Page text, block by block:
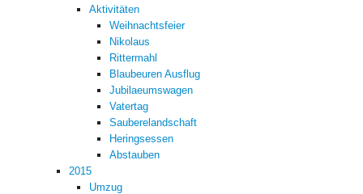
Aktivitäten
Weihnachtsfeier
Nikolaus
Rittermahl
Blaubeuren Ausflug
Jubilaeumswagen
Vatertag
Sauberelandschaft
Heringsessen
Abstauben
2015
Umzug